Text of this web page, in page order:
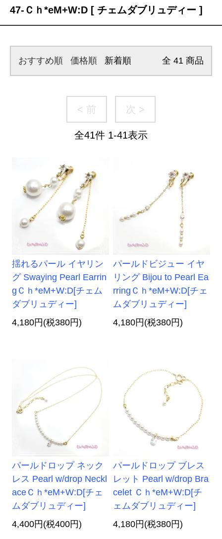
47-Ｃｈ*eM+W:D [ チェムダブリュディー ]
おすすめ順 価格順 新着順 全 41 商品
< 前 次 >
全41件 1-41表示
揺れるパール イヤリン
グ Swaying Pearl Earrin
gＣｈ*eM+W:D[チェム
ダブリュディー]
4,180円(税380円)
パールドビジュー イヤ
リング Bijou to Pearl Ea
rringＣｈ*eM+W:D[チェ
ムダブリュディー]
4,180円(税380円)
パールドロップ ネック
レス Pearl w/drop Neckl
aceＣｈ*eM+W:D[チェ
ムダブリュディー]
4,400円(税400円)
パールドロップ ブレス
レット Pearl w/drop Bra
celet Ｃｈ*eM+W:D[チ
ェムダブリュディー]
4,180円(税380円)